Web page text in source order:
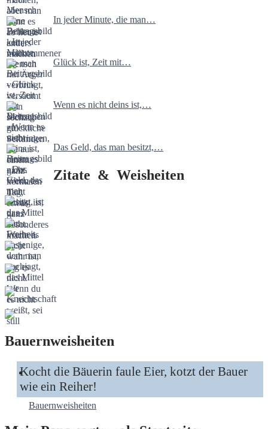
In jeder Minute, die man…
Glück ist, Zeit mit…
Wenn es nicht deins ist,…
Das Geld, das man besitzt,…
Zitate & Weisheiten
Bauernweisheiten
Kocht die Bäuerin faule Eier, kotzt der Bauer
wie ein Reiher!
Bauernweisheiten